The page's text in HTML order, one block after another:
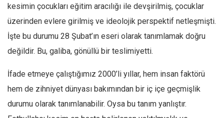
kesimin çocukları eğitim aracılığı ile devşirilmiş, çocuklar
üzerinden evlere girilmiş ve ideolojik perspektif netleşmişti.
İşte bu durumu 28 Şubat’ın eseri olarak tanımlamak doğru
değildir. Bu, galiba, gönüllü bir teslimiyetti.
İfade etmeye çalıştığımız 2000’li yıllar, hem insan faktörü
hem de zihniyet dünyası bakımından bir iç içe geçmişlik
durumu olarak tanımlanabilir. Oysa bu tanım yanlıştır.